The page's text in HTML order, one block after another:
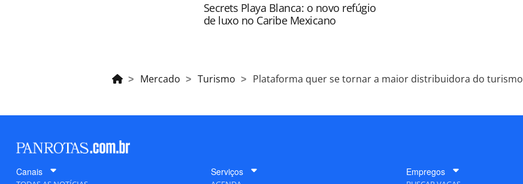
Secrets Playa Blanca: o novo refúgio
de luxo no Caribe Mexicano
Mercado Turismo Plataforma quer se tornar a maior distribuidora do turismo
Canais Serviços Empregos